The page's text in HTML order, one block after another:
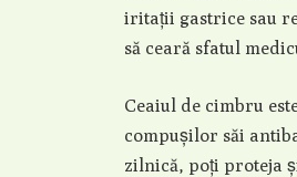
iritații gastrice sau
să ceară sfatul
Ceaiul de cimbru
compușilor săi
zilnică, poți proteja